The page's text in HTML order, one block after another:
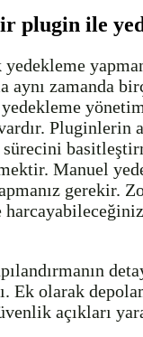
plugin ile
aynı zamanda
yedekleme
Pluginlerin
Manuel
gerekir.
Ek olarak
açıkları